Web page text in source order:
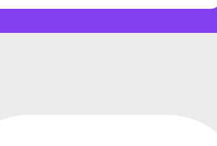
Frecuentes